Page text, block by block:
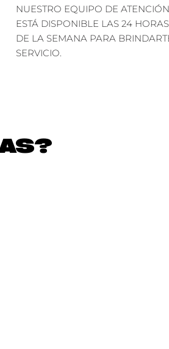
NUESTRO EQUIPO DE
ESTÁ DISPONIBLE LAS 24
DE LA SEMANA PARA
SERVICIO.